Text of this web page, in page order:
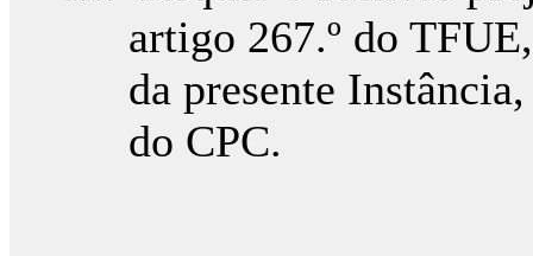
artigo 267.º do
da presente
do CPC.